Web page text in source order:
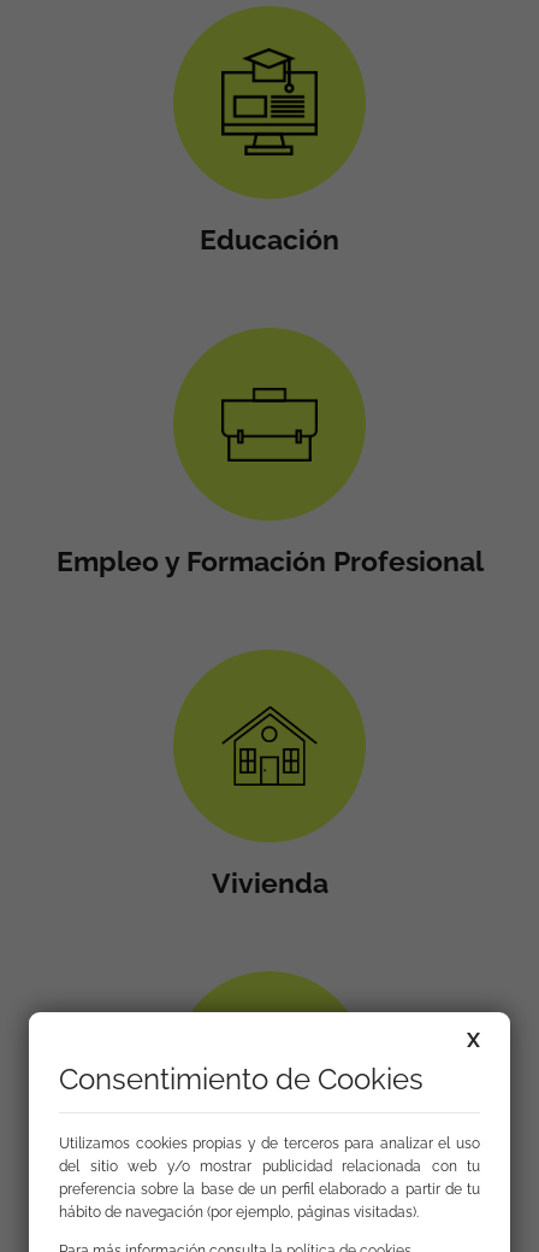
Educación
Empleo y Formación Profesional
Vivienda
Salud
X
Consentimiento de Cookies
Utilizamos cookies propias y de terceros para analizar el uso
del sitio web y/o mostrar publicidad relacionada con tu
preferencia sobre la base de un perfil elaborado a partir de tu
hábito de navegación (por ejemplo, páginas visitadas).